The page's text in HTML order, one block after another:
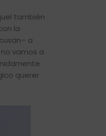
también
la
a
vamos a
querer